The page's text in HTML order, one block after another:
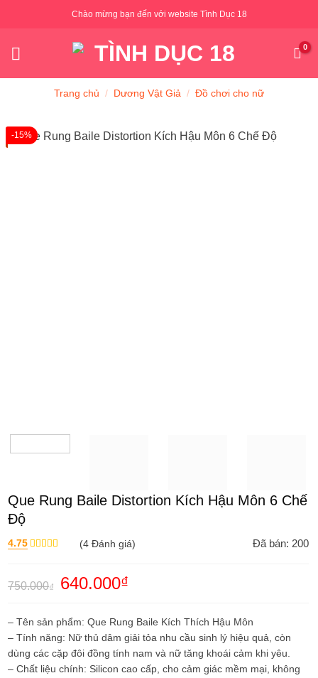
Chào mừng bạn đến với website Tình Dục 18
Trang chủ / Dương Vật Giả / Đồ chơi cho nữ
-15%
Que Rung Baile Distortion Kích Hậu Môn 6 Chế
Độ
4.75 (4Đánh giá) Đã bán: 200
750.000₫
Giá
gốc
640.000₫Giá
640.000₫.
– Tên sản phẩm: Que Rung Baile Kích Thích Hậu Môn
– Tính năng: Nữ thủ dâm giải tỏa nhu cầu sinh lý hiệu quả, còn
dùng các cặp đôi đồng tính nam và nữ tăng khoái cảm khi yêu.
– Chất liệu chính: Silicon cao cấp, cho cảm giác mềm mại, không